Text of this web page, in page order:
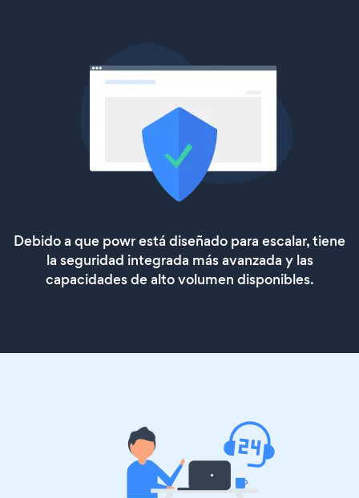
Debido a que powr está diseñado para escalar, tiene
la seguridad integrada más avanzada y las
capacidades de alto volumen disponibles.